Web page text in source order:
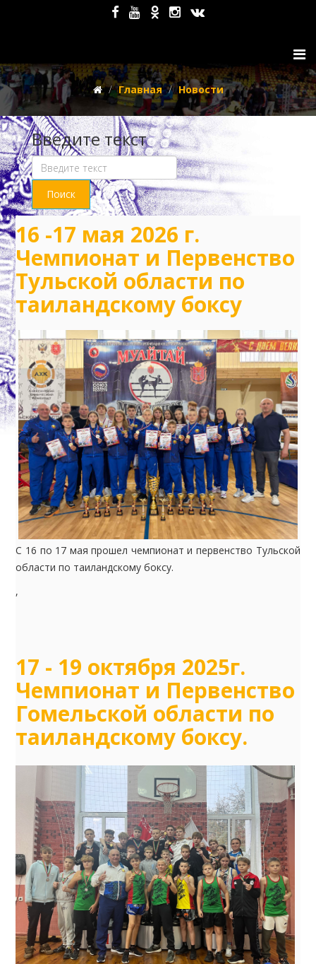
Главная Новости
Введите текст
16 -17 мая 2026 г.
Чемпионат и Первенство
Тульской области по
таиландскому боксу
С 16 по 17 мая прошел чемпионат и первенство Тульской
области по таиландскому боксу.
,
17 - 19 октября 2025г.
Чемпионат и Первенство
Гомельской области по
таиландскому боксу.